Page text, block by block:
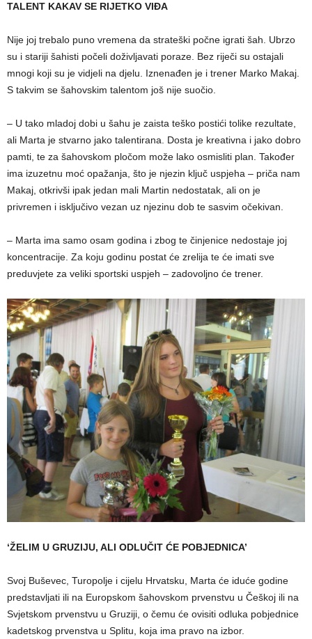
TALENT KAKAV SE RIJETKO VIĐA
Nije joj trebalo puno vremena da strateški počne igrati šah. Ubrzo
su i stariji šahisti počeli doživljavati poraze. Bez riječi su ostajali
mnogi koji su je vidjeli na djelu. Iznenađen je i trener Marko Makaj.
S takvim se šahovskim talentom još nije suočio.
– U tako mladoj dobi u šahu je zaista teško postići tolike rezultate,
ali Marta je stvarno jako talentirana. Dosta je kreativna i jako dobro
pamti, te za šahovskom pločom može lako osmisliti plan. Također
ima izuzetnu moć opažanja, što je njezin ključ uspjeha – priča nam
Makaj, otkrivši ipak jedan mali Martin nedostatak, ali on je
privremen i isključivo vezan uz njezinu dob te sasvim očekivan.
– Marta ima samo osam godina i zbog te činjenice nedostaje joj
koncentracije. Za koju godinu postat će zrelija te će imati sve
preduvjete za veliki sportski uspjeh – zadovoljno će trener.
‘ŽELIM U GRUZIJU, ALI ODLUČIT ĆE POBJEDNICA’
Svoj Buševec, Turopolje i cijelu Hrvatsku, Marta će iduće godine
predstavljati ili na Europskom šahovskom prvenstvu u Češkoj ili na
Svjetskom prvenstvu u Gruziji, o čemu će ovisiti odluka pobjednice
kadetskog prvenstva u Splitu, koja ima pravo na izbor.